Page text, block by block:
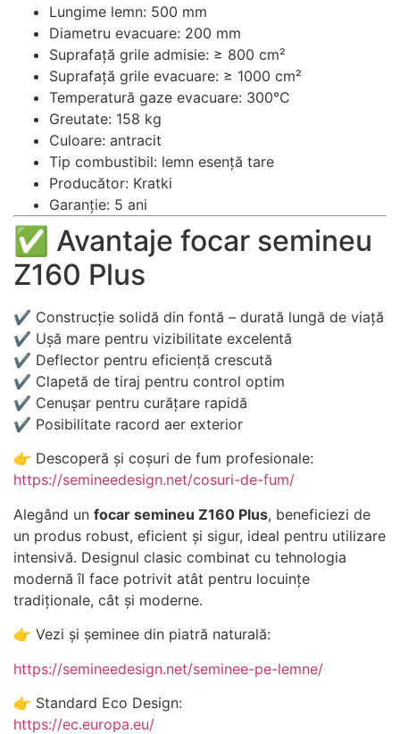
Lungime lemn: 500 mm
Diametru evacuare: 200 mm
Suprafață grile admisie: ≥ 800 cm²
Suprafață grile evacuare: ≥ 1000 cm²
Temperatură gaze evacuare: 300°C
Greutate: 158 kg
Culoare: antracit
Tip combustibil: lemn esență tare
Producător: Kratki
Garanție: 5 ani
✅ Avantaje focar semineu
Z160 Plus
✔ Construcție solidă din fontă – durată lungă de viață
✔ Ușă mare pentru vizibilitate excelentă
✔ Deflector pentru eficiență crescută
✔ Clapetă de tiraj pentru control optim
✔ Cenușar pentru curățare rapidă
✔ Posibilitate racord aer exterior
👉 Descoperă și coșuri de fum profesionale:
https://semineedesign.net/cosuri-de-fum/
Alegând un focar semineu Z160 Plus, beneficiezi de
un produs robust, eficient și sigur, ideal pentru utilizare
intensivă. Designul clasic combinat cu tehnologia
modernă îl face potrivit atât pentru locuințe
tradiționale, cât și moderne.
👉 Vezi și șeminee din piatră naturală:
https://semineedesign.net/seminee-pe-lemne/
👉 Standard Eco Design:
https://ec.europa.eu/